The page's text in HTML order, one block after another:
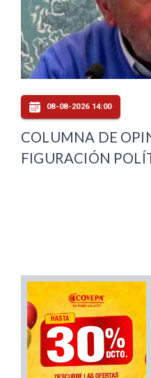
08-08-2026 14:00
COLUMNA DE
FIGURACIÓN